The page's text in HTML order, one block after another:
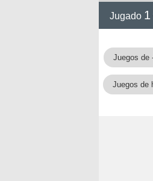
Jugado 1
Juegos de
Juegos de